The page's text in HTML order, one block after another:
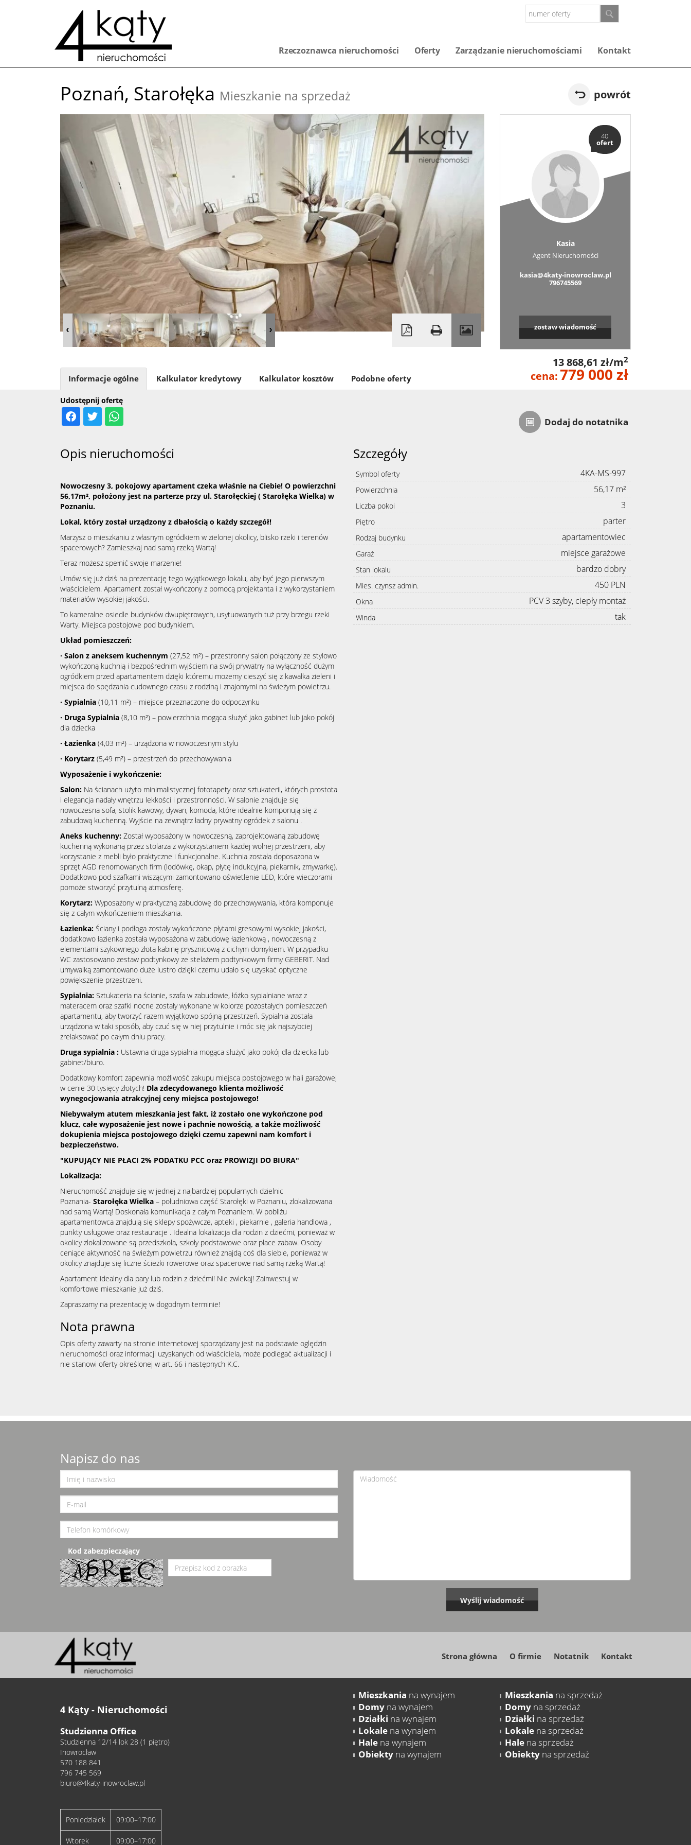
Rzeczoznawca nieruchomości Oferty Zarządzanie nieruchomościami Kontakt
Poznań, Starołęka Mieszkanie na sprzedaż powrót
40
ofert
Kasia
Agent Nieruchomości
kasia@4katy-inowroclaw.pl
796745569
zostaw wiadomość
13 868,61 zł/m2
cena:779 000 zł
Dodaj do notatnika
Udostępnij ofertę
Informacje ogólne Kalkulator kredytowy Kalkulator kosztów Podobne oferty
Opis nieruchomości
Nowoczesny 3, pokojowy apartament czeka właśnie na Ciebie! O powierzchni
56,17m², położony jest na parterze przy ul. Starołęckiej ( Starołęka Wielka) w
Poznaniu.
Lokal, który został urządzony z dbałością o każdy szczegół!
Marzysz o mieszkaniu z własnym ogródkiem w zielonej okolicy, blisko rzeki i terenów
spacerowych? Zamieszkaj nad samą rzeką Wartą!
Teraz możesz spełnić swoje marzenie!
Umów się już dziś na prezentację tego wyjątkowego lokalu, aby być jego pierwszym
właścicielem. Apartament został wykończony z pomocą projektanta i z wykorzystaniem
materiałów wysokiej jakości.
To kameralne osiedle budynków dwupiętrowych, usytuowanych tuż przy brzegu rzeki
Warty. Miejsca postojowe pod budynkiem.
Układ pomieszczeń:
· Salon z aneksem kuchennym (27,52 m²) – przestronny salon połączony ze stylowo
wykończoną kuchnią i bezpośrednim wyjściem na swój prywatny na wyłączność dużym
ogródkiem przed apartamentem dzięki któremu możemy cieszyć się z kawałka zieleni i
miejsca do spędzania cudownego czasu z rodziną i znajomymi na świeżym powietrzu.
· Sypialnia (10,11 m²) – miejsce przeznaczone do odpoczynku
· Druga Sypialnia (8,10 m²) – powierzchnia mogąca służyć jako gabinet lub jako pokój
dla dziecka
· Łazienka (4,03 m²) – urządzona w nowoczesnym stylu
· Korytarz (5,49 m²) – przestrzeń do przechowywania
Wyposażenie i wykończenie:
Salon: Na ścianach użyto minimalistycznej fototapety oraz sztukaterii, których prostota
i elegancja nadały wnętrzu lekkości i przestronności. W salonie znajduje się
nowoczesna sofa, stolik kawowy, dywan, komoda, które idealnie komponują się z
zabudową kuchenną. Wyjście na zewnątrz ładny prywatny ogródek z salonu .
Aneks kuchenny: Został wyposażony w nowoczesną, zaprojektowaną zabudowę
kuchenną wykonaną przez stolarza z wykorzystaniem każdej wolnej przestrzeni, aby
korzystanie z mebli było praktyczne i funkcjonalne. Kuchnia została doposażona w
sprzęt AGD renomowanych firm (lodówkę, okap, płytę indukcyjna, piekarnik, zmywarkę).
Dodatkowo pod szafkami wiszącymi zamontowano oświetlenie LED, które wieczorami
pomoże stworzyć przytulną atmosferę.
Korytarz: Wyposażony w praktyczną zabudowę do przechowywania, która komponuje
się z całym wykończeniem mieszkania.
Łazienka: Ściany i podłoga zostały wykończone płytami gresowymi wysokiej jakości,
dodatkowo łazienka została wyposażona w zabudowę łazienkową , nowoczesną z
elementami szykownego złota kabinę prysznicową z cichym domykiem. W przypadku
WC zastosowano zestaw podtynkowy ze stelażem podtynkowym firmy GEBERIT. Nad
umywalką zamontowano duże lustro dzięki czemu udało się uzyskać optyczne
powiększenie przestrzeni.
Sypialnia: Sztukateria na ścianie, szafa w zabudowie, łóżko sypialniane wraz z
materacem oraz szafki nocne zostały wykonane w kolorze pozostałych pomieszczeń
apartamentu, aby tworzyć razem wyjątkowo spójną przestrzeń. Sypialnia została
urządzona w taki sposób, aby czuć się w niej przytulnie i móc się jak najszybciej
zrelaksować po całym dniu pracy.
Druga sypialnia : Ustawna druga sypialnia mogąca służyć jako pokój dla dziecka lub
gabinet/biuro.
Dodatkowy komfort zapewnia możliwość zakupu miejsca postojowego w hali garażowej
w cenie 30 tysięcy złotych! Dla zdecydowanego klienta możliwość
wynegocjowania atrakcyjnej ceny miejsca postojowego!
Niebywałym atutem mieszkania jest fakt, iż zostało one wykończone pod
klucz, całe wyposażenie jest nowe i pachnie nowością, a także możliwość
dokupienia miejsca postojowego dzięki czemu zapewni nam komfort i
bezpieczeństwo.
"KUPUJĄCY NIE PŁACI 2% PODATKU PCC oraz PROWIZJI DO BIURA"
Lokalizacja:
Nieruchomość znajduje się w jednej z najbardziej popularnych dzielnic
Poznania- Starołęka Wielka – południowa część Starołęki w Poznaniu, zlokalizowana
nad samą Wartą! Doskonała komunikacja z całym Poznaniem. W pobliżu
apartamentowca znajdują się sklepy spożywcze, apteki , piekarnie , galeria handlowa ,
punkty usługowe oraz restauracje . Idealna lokalizacja dla rodzin z dziećmi, ponieważ w
okolicy zlokalizowane są przedszkola, szkoły podstawowe oraz place zabaw. Osoby
ceniące aktywność na świeżym powietrzu również znajdą coś dla siebie, ponieważ w
okolicy znajduje się liczne ścieżki rowerowe oraz spacerowe nad samą rzeką Wartą!
Apartament idealny dla pary lub rodzin z dziećmi! Nie zwlekaj! Zainwestuj w
komfortowe mieszkanie już dziś.
Zapraszamy na prezentację w dogodnym terminie!
Nota prawna
Opis oferty zawarty na stronie internetowej sporządzany jest na podstawie oględzin
nieruchomości oraz informacji uzyskanych od właściciela, może podlegać aktualizacji i
nie stanowi oferty określonej w art. 66 i następnych K.C.
Szczegóły
Symbol oferty 4KA-MS-997
Powierzchnia 56,17 m²
Liczba pokoi 3
Piętro parter
Rodzaj budynku apartamentowiec
Garaż miejsce garażowe
Stan lokalu bardzo dobry
Mies. czynsz admin. 450 PLN
Okna PCV 3 szyby, ciepły montaż
Winda tak
Napisz do nas
Kod zabezpieczający
Strona główna O firmie Notatnik Kontakt
4 Kąty - Nieruchomości
Studzienna Office
Studzienna 12/14 lok 28 (1 piętro)
Inowrocław
570 188 841
796 745 569
biuro@4katy-inowroclaw.pl
Poniedziałek 09:00–17:00
Wtorek 09:00–17:00
Mieszkania na wynajem
Domy na wynajem
Działki na wynajem
Lokale na wynajem
Hale na wynajem
Obiekty na wynajem
Mieszkania na sprzedaż
Domy na sprzedaż
Działki na sprzedaż
Lokale na sprzedaż
Hale na sprzedaż
Obiekty na sprzedaż